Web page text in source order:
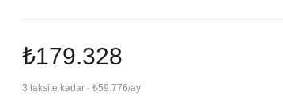
₺179.328
3 taksite kadar · ₺59.776/ay